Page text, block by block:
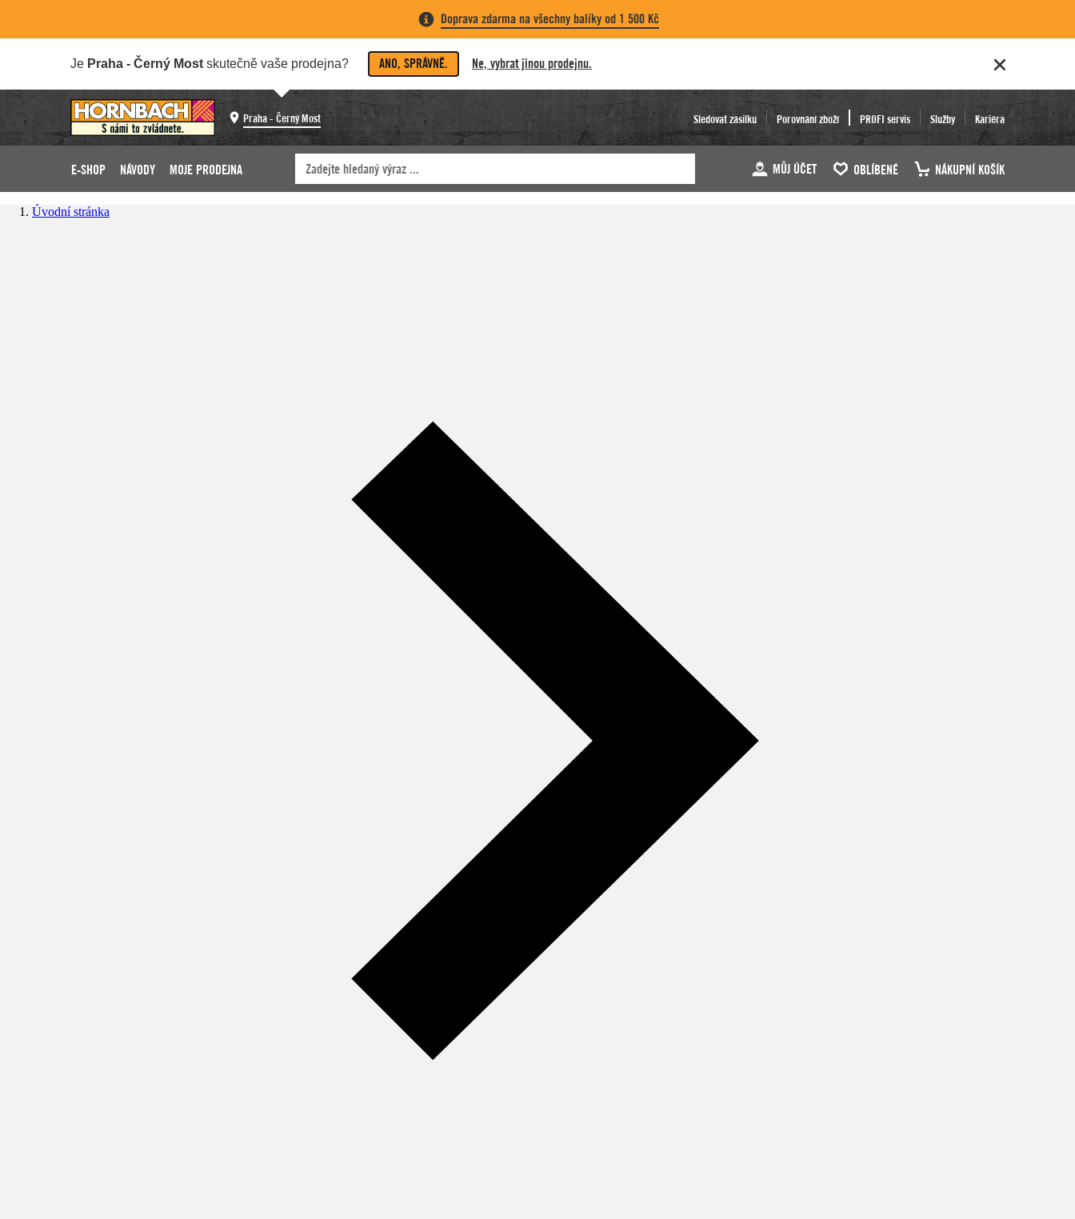
Doprava zdarma na všechny balíky od 1 500 Kč
Je Praha - Černý Most skutečně vaše prodejna? ANO, SPRÁVNĚ. Ne, vybrat jinou prodejnu.
Praha - Černý Most Sledovat zásilku Porovnání zboží PROFI servis Služby Kariéra
E-SHOP NÁVODY MOJE PRODEJNA MŮJ ÚČET OBLÍBENÉ NÁKUPNÍ KOŠÍK
Úvodní stránka